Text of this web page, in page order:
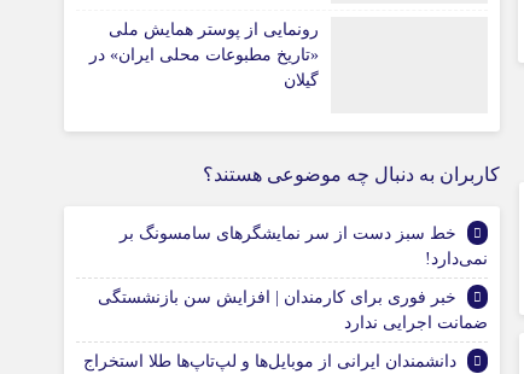
رونمایی از پوستر همایش ملی
«تاریخ مطبوعات محلی ایران» در
گیلان
کاربران به دنبال چه موضوعی هستند؟
خط سبز دست از سر نمایشگرهای سامسونگ بر
نمی‌دارد!
خبر فوری برای کارمندان | افزایش سن بازنشستگی
ضمانت اجرایی ندارد
دانشمندان ایرانی از موبایل‌ها و لپ‌تاپ‌ها طلا استخراج